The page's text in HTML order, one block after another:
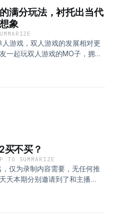
有效杀灭 99% 的细菌，同时
造成的伤害。✔35℃-48℃ 恒温
准控温，避免水凉或者过热。✔
拟人手双向八字按揉，提升舒
+隐藏式电线接口，有效保障科
排水口，倒水不用手扶倾倒，
拆卸按摩圆盘+独立药包槽，冲
味。这款泡脚桶用下来我们俩
利：1、 点击进入专属购买链
79￥cFypfp7GOyY￥ /
界” 找到【妙界旗舰店】向客
链接。本商品图由MO子与好卤
该单集文稿
That！42:38 A Bird Story/去
Cat48:19 The Cave 魔窟冒险
50:30 茶杯头51:10 鬼泣552:47
你画我猜57:27 Dream
Everyting63:35 Fable
（彩窗拼图）66:00
地平线：零之曙光
废墟图书馆 Library Of
Life is Strange83:28
Mount Your Friends92:19 生
Sorry，James96:05
星露谷101:36Stray Gods:
塞巴瑞亚 Syberiea102:44 A
传说之下
动 VA-11 Hall-Cyberpunk
Survivors-吸血鬼幸存者
Remains of Edith Finch110:03
满分玩法，衬托出当代
象
游戏，双人游戏的发展相对更
一起玩双人游戏的MO子，拥有
制作人Josef Fares曾被奥斯
这款游戏和我们契合到仿
为之包饺子的那碟醋41:04 科
同之处43:18 两章潜意识关的
擅长对于女性成长和深层心理
八章，突破了我们对双人游戏
蛋和支线，对于节奏严肃紧张
本作极具电影感的美术呈
68:16 本台主播打分后均分1.5
大的败笔73:34 剧情设置及发
好莱坞刻板印象双男主大片
主题和表达，女性叙事也并非
不买？
TO SUMMARIZE
仅为录制内容需要，无任何推
夭本期分别邀请到了和主播
，一起聊聊关于NS系列主机，
，买还是不买？我们给出了各